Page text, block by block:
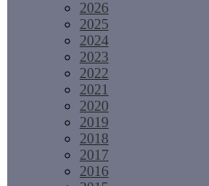
2026
2025
2024
2023
2022
2021
2020
2019
2018
2017
2016